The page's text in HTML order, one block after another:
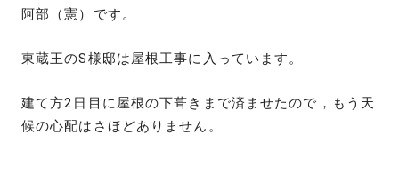
阿部（憲）です。
東蔵王のS様邸は屋根工事に入っています。
建て方2日目に屋根の下葺きまで済ませたので，もう天
候の心配はさほどありません。